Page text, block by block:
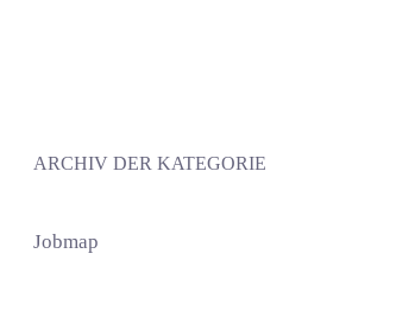
ARCHIV DER KATEGORIE
Jobmap